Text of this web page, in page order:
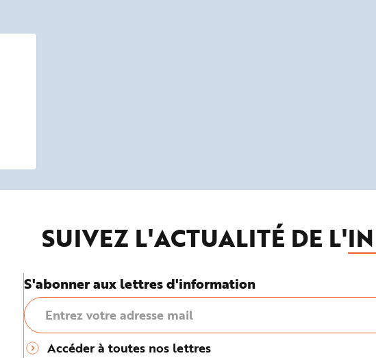
SUIVEZ L'ACTUALITÉ DE L'
S'abonner aux lettres d'information
Accéder à toutes nos lettres